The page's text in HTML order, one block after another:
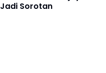
Jadi Sorotan